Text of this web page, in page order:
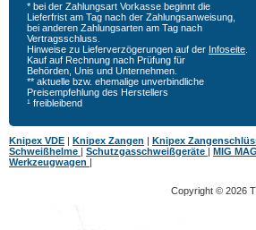
* bei der Zahlungsart Vorkasse beginnt die
Lieferfrist am Tag nach der Zahlungsanweisung,
bei anderen Zahlungsarten am Tag nach
Vertragsschluss.
Hinweise zu Lieferverzögerungen auf der Infoseite
Kauf auf Rechnung nach Prüfung für
Behörden, Unis und Unternehmen.
** aktuelle bzw. ehemalige unverbindliche
Preisempfehlung des Herstellers
¹ freibleibend
Knipex VDE | Knipex Zangen | Knipex
Schweißhelme | Schutzgasschweißgeräte | MIG
Werkzeugwagen |
Copyright © 2026